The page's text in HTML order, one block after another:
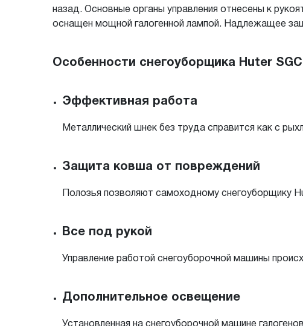
назад. Основные органы управления отнесены к
оснащен мощной галогенной лампой. Надлежащее
Особенности снегоуборщика Huter SGC
Эффективная работа
Металлический шнек без труда справится как с
Защита ковша от повреждений
Полозья позволяют самоходному снегоуборщику
Все под рукой
Управление работой снегоуборочной машины
Дополнительное освещение
Установленная на снегоуборочной машине